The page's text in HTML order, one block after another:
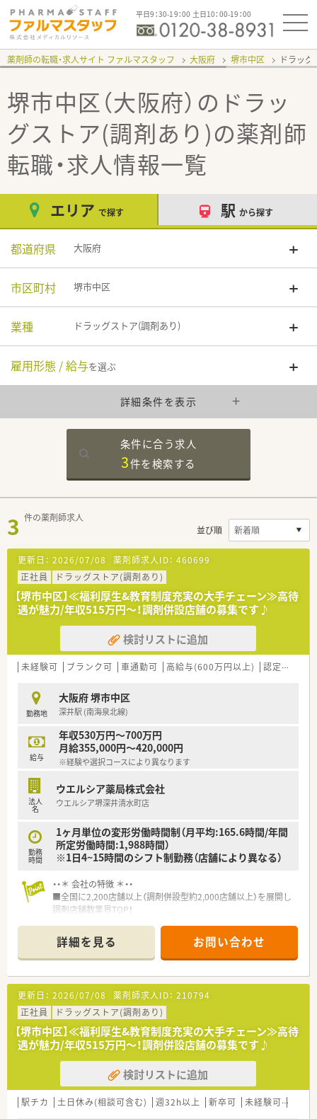
平日9：30-19：00 土日10：00-19：00
薬剤師の転職・求人サイト ファルマスタッフ 大阪府 堺市中区 ドラッ
堺市中区（大阪府）のドラッ
グストア(調剤あり)の薬剤師
転職・求人情報一覧
エリア で探す 駅 から探す
都道府県 大阪府
市区町村 堺市中区
業種 ドラッグストア(調剤あり)
雇用形態 / 給与を選ぶ
詳細条件を表示
条件に合う求人
3件を検索する
3 件の薬剤師求人
並び順
更新日： 2026/07/08 薬剤師求人ID： 460699
正社員
ドラッグストア(調剤あり)
【堺市中区】≪福利厚生&教育制度充実の大手チェーン≫高待
遇が魅力/年収515万円～！調剤併設店舗の募集です♪
検討リストに追加
未経験可 ブランク可 車通勤可 高給与(600万円以上) 認定薬剤師取得支援あり
勤務地
大阪府 堺市中区
深井駅 (南海泉北線)
給与
年収530万円～700万円
月給355,000円～420,000円
※経験や選択コースにより異なります
法人
名
ウエルシア薬局株式会社
ウエルシア堺深井清水町店
勤務
時間
1ヶ月単位の変形労働時間制（月平均:165.6時間/年間
所定労働時間:1,988時間）
※1日4~15時間のシフト制勤務（店舗により異なる）
・・＊ 会社の特徴 ＊・・
■全国に2,200店舗以上（調剤併設型約2,000店舗以上）を展開し
調剤店舗数業界TOP！
頑張り次第で高給与も可能！
■経験や勤務コースによりますが、経験の少ない方でも500万前
半スタートと業界TOP水準！
■職種や職域に合わせ、豊富な社内研修や外部組織と連携した研
修を用意されています
■薬剤師が中心の会社だからこそ活躍できるキャリアパスが多
種多様に用意されています。
■店舗拡大に伴い、エリアマネジャーや営業部長等のマネジメン
トのポジションも増えます。
■在宅や教育等の専門性を活かせるスペシャリストを目指すこ
とも可能です。
■その他にも、管理部門や商品部門等の本社スタッフなど活動領
域は多種多様です。
■在宅実施店舗は年々増加しており、在宅医療へもしっかりと関
詳細を見る お問い合わせ
更新日： 2026/07/08 薬剤師求人ID： 210794
正社員
ドラッグストア(調剤あり)
【堺市中区】≪福利厚生&教育制度充実の大手チェーン≫高待
遇が魅力/年収515万円～！調剤併設店舗の募集です♪
検討リストに追加
駅チカ 土日休み(相談可含む) 週32h以上 新卒可 未経験可